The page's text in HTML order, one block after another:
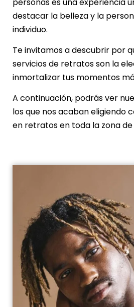
destacar la belleza y la
individuo.
Te invitamos a descubrir por
servicios de retratos son la
inmortalizar tus momentos
A continuación, podrás ver
los que nos acaban eligiendo
en retratos en toda la zona de